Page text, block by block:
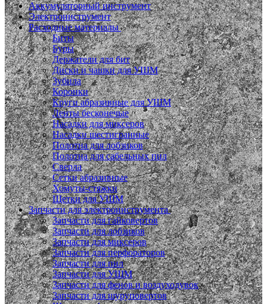
Аккумуляторный инструмент
Электроинструмент
Расходные материалы
Биты
Буры
Держатели для бит
Диски и чашки для УШМ
Зубила
Коронки
Круги абразивные для УШМ
Ленты бесконечые
Насадки для миксеров
Насадки шестигранные
Полотна для лобзиков
Полотна для сабельных пил
Сверла
Сетки абразивные
Хомуты-стяжки
Щетки для УШМ
Запчасти для электроинструмента
Запчасти для гайковертов
Запчасти для лобзиков
Запчасти для миксеров
Запчасти для перфораторов
Запчасти для пил
Запчасти для УШМ
Запчасти для фенов и воздуходувок
Запчасти для шуруповертов